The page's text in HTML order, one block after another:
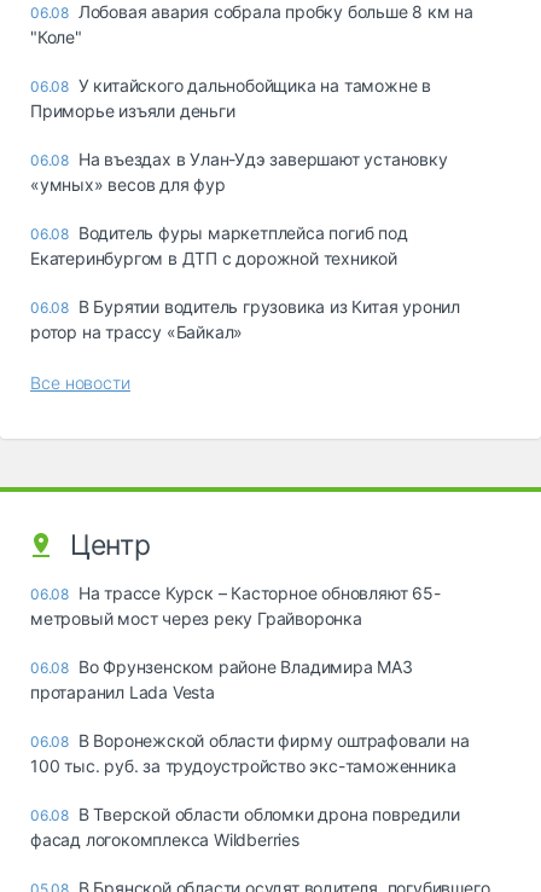
06.08 Лобовая авария собрала пробку больше 8 км на
"Коле"
06.08 У китайского дальнобойщика на таможне в
Приморье изъяли деньги
06.08 Ha въeздax в Улaн-Удэ зaвepшaют ycтaнoвкy
«yмныx» вecoв для фyp
06.08 Водитель фуры маркетплейса погиб под
Екатеринбургом в ДТП с дорожной техникой
06.08 В Бурятии водитель грузовика из Китая уронил
ротор на трассу «Байкал»
Все новости
Центр
06.08 На трассе Курск – Касторное обновляют 65-
метровый мост через реку Грайворонка
06.08 Во Фрунзенском районе Владимира МАЗ
протаранил Lada Vesta
06.08 В Воронежской области фирму оштрафовали на
100 тыс. руб. за трудоустройство экс-таможенника
06.08 В Тверской области обломки дрона повредили
фасад логокомплекса Wildberries
В Брянской области осудят водителя, погубившего